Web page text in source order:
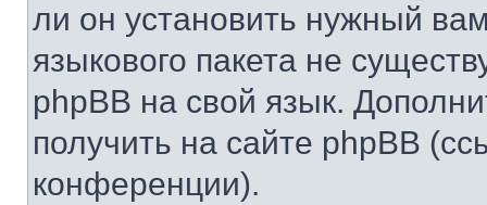
ли он установить нужный
языкового пакета не
phpBB на свой язык.
получить на сайте phpBB
конференции).